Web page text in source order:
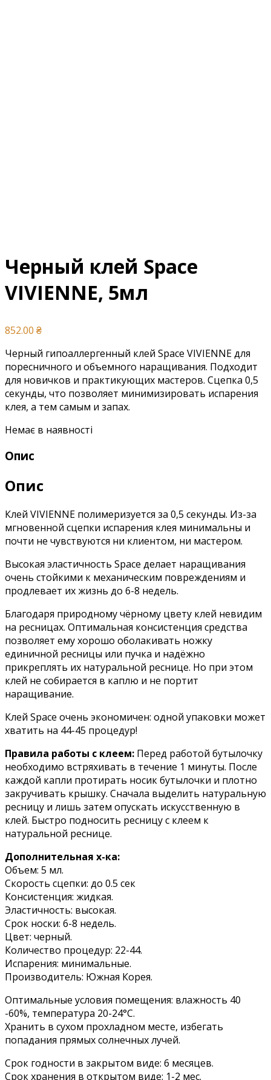
Черный клей Space
VIVIENNE, 5мл
852.00 ₴
Черный гипоаллергенный клей Space VIVIENNE для
поресничного и объемного наращивания. Подходит
для новичков и практикующих мастеров. Сцепка 0,5
секунды, что позволяет минимизировать испарения
клея, а тем самым и запах.
Немає в наявності
Опис
Опис
Клей VIVIENNE полимеризуется за 0,5 секунды. Из-за
мгновенной сцепки испарения клея минимальны и
почти не чувствуются ни клиентом, ни мастером.
Высокая эластичность Space делает наращивания
очень стойкими к механическим повреждениям и
продлевает их жизнь до 6-8 недель.
Благодаря природному чёрному цвету клей невидим
на ресницах. Оптимальная консистенция средства
позволяет ему хорошо оболакивать ножку
единичной ресницы или пучка и надёжно
прикреплять их натуральной реснице. Но при этом
клей не собирается в каплю и не портит
наращивание.
Клей Space очень экономичен: одной упаковки может
хватить на 44-45 процедур!
Правила работы с клеем: Перед работой бутылочку
необходимо встряхивать в течение 1 минуты. После
каждой капли протирать носик бутылочки и плотно
закручивать крышку. Сначала выделить натуральную
ресницу и лишь затем опускать искусственную в
клей. Быстро подносить ресницу с клеем к
натуральной реснице.
Дополнительная х-ка:
Объем: 5 мл.
Скорость сцепки: до 0.5 сек
Консистенция: жидкая.
Эластичность: высокая.
Срок носки: 6-8 недель.
Цвет: черный.
Количество процедур: 22-44.
Испарения: минимальные.
Производитель: Южная Корея.
Оптимальные условия помещения: влажность 40
-60%, температура 20-24°С.
Хранить в сухом прохладном месте, избегать
попадания прямых солнечных лучей.
Срок годности в закрытом виде: 6 месяцев.
Срок хранения в открытом виде: 1-2 мес.